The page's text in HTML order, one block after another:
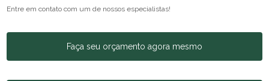
Entre em contato com um de nossos especialistas!
Faça seu orçamento agora mesmo